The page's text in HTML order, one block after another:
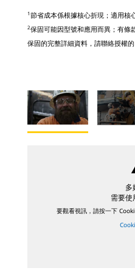
1 節省成本係根據核心折現；適用核
2保固可能因型號和應用而異；有條
保固的完整詳細資料，請聯絡授權的
多
需要使
要觀看視訊，請按一下